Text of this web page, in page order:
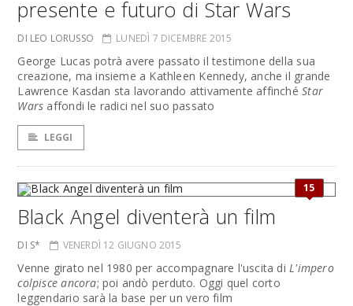
presente e futuro di Star Wars
DI LEO LORUSSO LUNEDÌ 7 DICEMBRE 2015
George Lucas potrà avere passato il testimone della sua
creazione, ma insieme a Kathleen Kennedy, anche il grande
Lawrence Kasdan sta lavorando attivamente affinchéStar
Wars affondi le radici nel suo passato
LEGGI
15
Black Angel diventerà un film
DI S* VENERDÌ 12 GIUGNO 2015
Venne girato nel 1980 per accompagnare l'uscita diL'impero
colpisce ancora; poi andò perduto. Oggi quel corto
leggendario sarà la base per un vero film